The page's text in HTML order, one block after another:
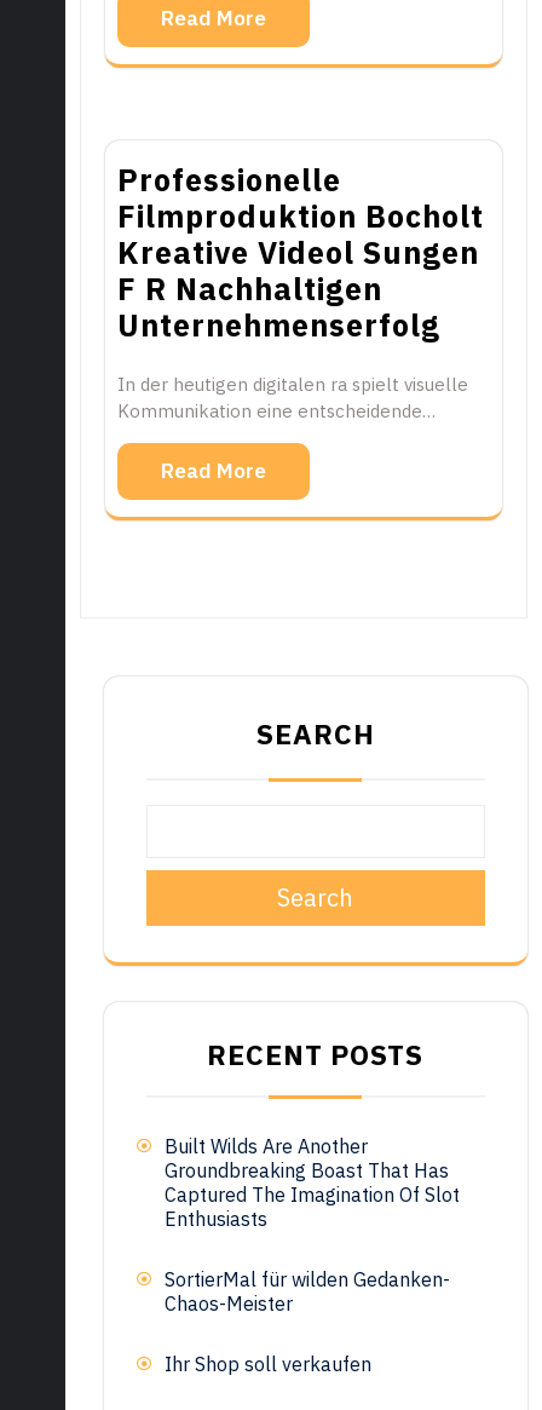
Read More
Professionelle
Filmproduktion Bocholt
Kreative Videol Sungen
F R Nachhaltigen
Unternehmenserfolg
In der heutigen digitalen ra spielt visuelle
Kommunikation eine entscheidende…
Read More
SEARCH
Search
RECENT POSTS
Built Wilds Are Another
Groundbreaking Boast That Has
Captured The Imagination Of Slot
Enthusiasts
SortierMal für wilden Gedanken-
Chaos-Meister
Ihr Shop soll verkaufen